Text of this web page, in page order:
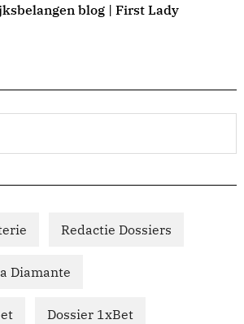
blog | First Lady
Redactie Dossiers
Diamante
Dossier 1xBet